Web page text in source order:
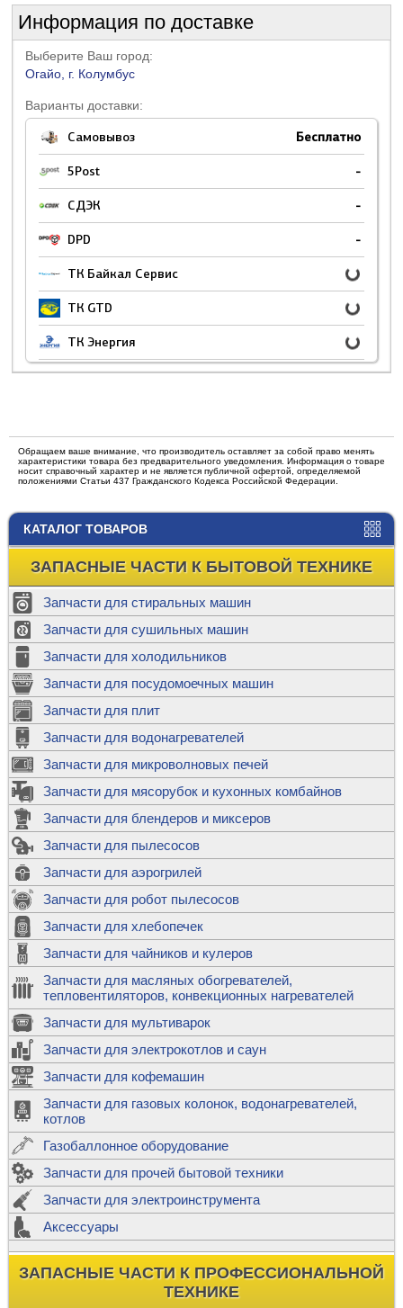
КАТАЛОГ ТОВАРОВ
ЗАПАСНЫЕ ЧАСТИ К БЫТОВОЙ ТЕХНИКЕ
Запчасти для стиральных машин
Запчасти для сушильных машин
Запчасти для холодильников
Запчасти для посудомоечных машин
Запчасти для плит
Запчасти для водонагревателей
Запчасти для микроволновых печей
Запчасти для мясорубок и кухонных комбайнов
Запчасти для блендеров и миксеров
Запчасти для пылесосов
Запчасти для аэрогрилей
Запчасти для робот пылесосов
Запчасти для хлебопечек
Запчасти для чайников и кулеров
Запчасти для масляных обогревателей,
тепловентиляторов, конвекционных нагревателей
Запчасти для мультиварок
Запчасти для электрокотлов и саун
Запчасти для кофемашин
Запчасти для газовых колонок, водонагревателей,
котлов
Газобаллонное оборудование
Запчасти для прочей бытовой техники
Запчасти для электроинструмента
Аксессуары
ЗАПАСНЫЕ ЧАСТИ К ПРОФЕССИОНАЛЬНОЙ
ТЕХНИКЕ
Информация по доставке
Выберите Ваш город:
Огайо, г. Колумбус
Варианты доставки:
Самовывоз Бесплатно
5Post -
СДЭК -
DPD -
ТК Байкал Сервис
ТК GTD
ТК Энергия
Обращаем ваше внимание, что производитель оставляет за собой право менять
характеристики товара без предварительного уведомления. Информация о товаре
носит справочный характер и не является публичной офертой, определяемой
положениями Статьи 437 Гражданского Кодекса Российской Федерации.